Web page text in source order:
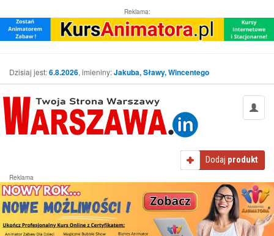
Reklama:
Dzisiaj jest:6.8.2026, imieniny:Jakuba, Sławy, Wincentego
Dodaj produkt
Reklama